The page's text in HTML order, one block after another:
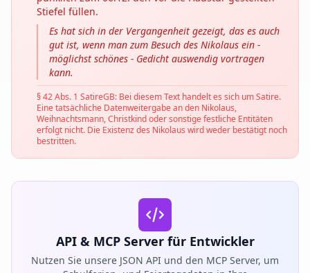
Stiefel füllen.
Es hat sich in der Vergangenheit gezeigt, das es auch
gut ist, wenn man zum Besuch des Nikolaus ein -
möglichst schönes - Gedicht auswendig vortragen
kann.
§ 42 Abs. 1 SatireGB: Bei diesem Text handelt es sich um Satire.
Eine tatsächliche Datenweitergabe an den Nikolaus,
Weihnachtsmann, Christkind oder sonstige festliche Entitäten
erfolgt nicht. Die Existenz des Nikolaus wird weder bestätigt noch
bestritten.
API & MCP Server für Entwickler
Nutzen Sie unsere JSON API und den MCP Server, um